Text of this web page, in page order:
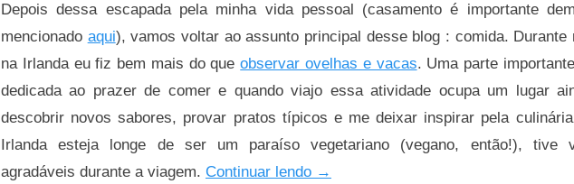
Depois dessa escapada pela minha vida pessoal (casamento é importante
mencionado aqui), vamos voltar ao assunto principal desse blog : comida. Durante
na Irlanda eu fiz bem mais do queobservar ovelhas e vacas. Uma parte
dedicada ao prazer de comer e quando viajo essa atividade ocupa um lugar
descobrir novos sabores, provar pratos típicos e me deixar inspirar pela
Irlanda esteja longe de ser um paraíso vegetariano (vegano, então!), tive
agradáveis durante a viagem. Continuar lendo “Made
→